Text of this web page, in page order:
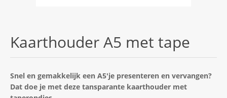
Kaarthouder A5 met tape
Snel en gemakkelijk een A5'je presenteren en vervangen?
Dat doe je met deze tansparante kaarthouder met